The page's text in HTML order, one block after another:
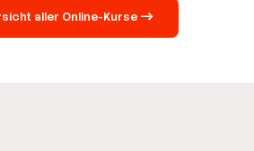
aller Online-Kurse